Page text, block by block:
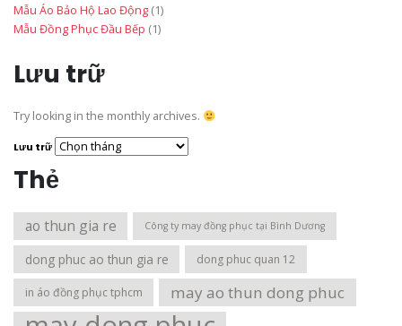
Mẫu Áo Bảo Hộ Lao Động (1)
Mẫu Đồng Phục Đầu Bếp (1)
Lưu trữ
Try looking in the monthly archives.
Lưu trữ
Thẻ
ao thun gia re Công ty may đồng phục tại Bình Dương
dong phuc ao thun gia re dong phuc quan 12
in áo đồng phục tphcm may ao thun dong phuc